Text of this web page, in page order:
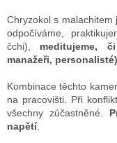
Chryzokol s malachitem
odpočíváme,
čchi), meditujeme,
manažeři,
Kombinace těchto
na pracovišti. Při
všechny zúčastněné.
napětí.